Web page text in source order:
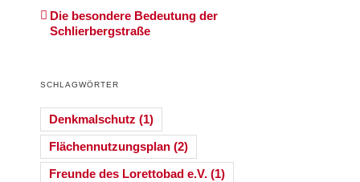
Die besondere Bedeutung der
Schlierbergstraße
SCHLAGWÖRTER
Denkmalschutz (1)
Flächennutzungsplan (2)
Freunde des Lorettobad e.V. (1)